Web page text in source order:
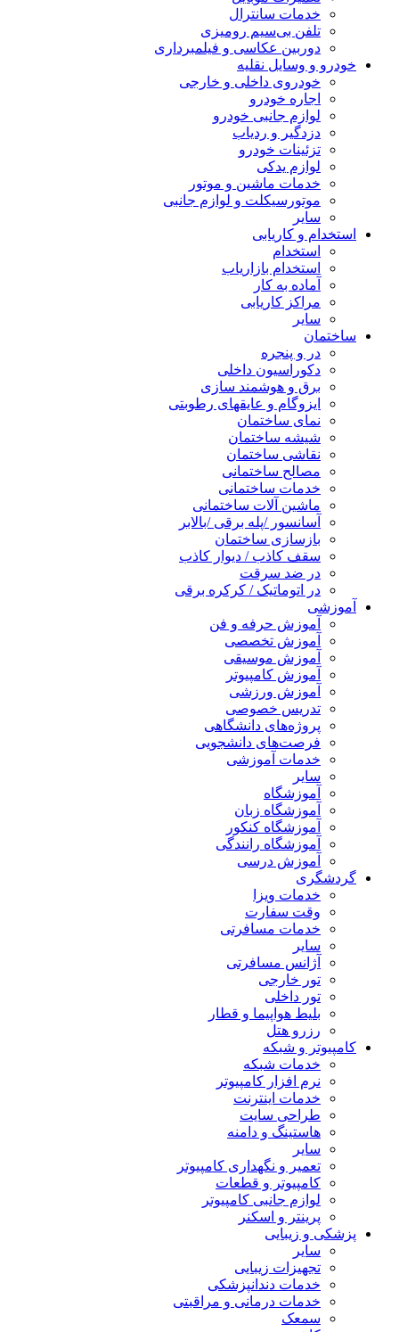
خدمات سانترال
تلفن بی‌سیم رومیزی
دوربین عکاسی و فیلمبرداری
خودرو و وسایل نقلیه
خودروی داخلی و خارجی
اجاره خودرو
لوازم جانبی خودرو
دزدگیر و ردیاب
تزئینات خودرو
لوازم یدکی
خدمات ماشین و موتور
موتورسیکلت و لوازم جانبی
سایر
استخدام و کاریابی
استخدام
استخدام بازاریاب
آماده به کار
مراکز کاریابی
سایر
ساختمان
در و پنجره
دکوراسیون داخلی
برق و هوشمند سازی
ایزوگام و عایقهای رطوبتی
نمای ساختمان
شیشه ساختمان
نقاشی ساختمان
مصالح ساختمانی
خدمات ساختمانی
ماشین آلات ساختمانی
آسانسور /پله برقی /بالابر
بازسازی ساختمان
سقف کاذب / دیوار کاذب
در ضد سرقت
در اتوماتیک / کرکره برقی
آموزشی
آموزش حرفه و فن
آموزش تخصصی
آموزش موسیقی
آموزش کامپیوتر
آموزش ورزشی
تدریس خصوصی
پروژه‌های دانشگاهی
فرصت‌های دانشجویی
خدمات آموزشی
سایر
آموزشگاه
آموزشگاه زبان
آموزشگاه کنکور
آموزشگاه رانندگی
آموزش درسی
گردشگری
خدمات ویزا
وقت سفارت
خدمات مسافرتی
سایر
آژانس مسافرتی
تور خارجی
تور داخلی
بلیط هواپیما و قطار
رزرو هتل
کامپیوتر و شبکه
خدمات شبکه
نرم افزار کامپیوتر
خدمات اینترنت
طراحی سایت
هاستینگ و دامنه
سایر
تعمیر و نگهداری کامپیوتر
کامپیوتر و قطعات
لوازم جانبی کامپیوتر
پرینتر و اسکنر
پزشکی و زیبایی
سایر
تجهیزات زیبایی
خدمات دندانپزشکی
خدمات درمانی و مراقبتی
سمعک